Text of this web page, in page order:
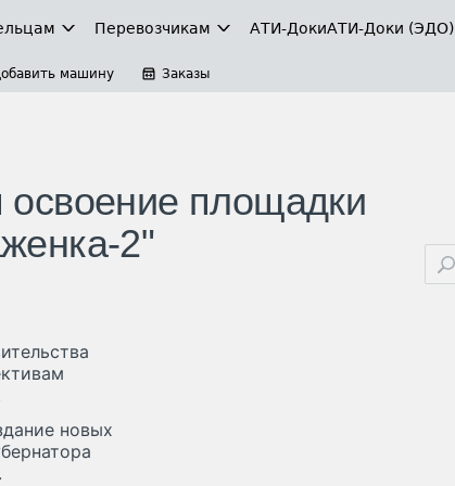
Перевозчикам АТИ-ДокиАТИ-Доки (ЭДО)
машину Заказы
освоение площадки
2"
новых